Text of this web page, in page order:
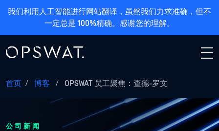
我们利用人工智能进行网站翻译，虽然我们力求准确，但不
一定总是 100%精确。感谢您的理解。
首页 / 博客 / OPSWAT 员工聚焦：查德-罗文
公司新闻